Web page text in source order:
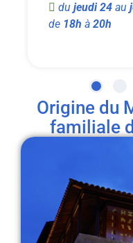
dujeudi 24 au
de 18h à20h
Origine du Musée : La maison
familiale